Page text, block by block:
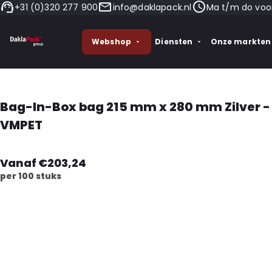
+31 (0)320 277 900 info@daklapack.nl Ma t/m do
Webshop Diensten Onze markten
Bag-In-Box bag 215 mm x 280 mm Zilver
VMPET
Vanaf €203,24
per 100 stuks